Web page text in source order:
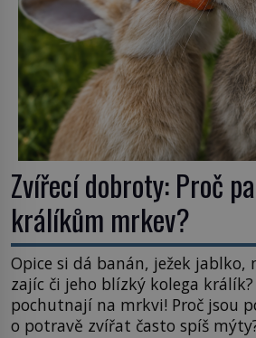
Zvířecí dobroty: Proč
králíkům mrkev?
Opice si dá banán, ježek jablko,
zajíc či jeho blízký kolega
pochutnají na mrkvi! Proč jsou
o potravě zvířat často spíš